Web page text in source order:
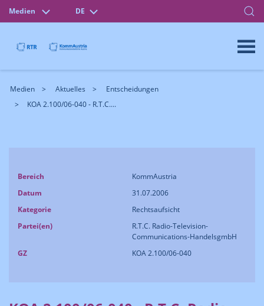
Medien DE
Medien Aktuelles
Entscheidungen
KOA 2.100/06-040 - R.T.C....
Bereich
KommAustria
Datum
31.07.2006
Kategorie
Rechtsaufsicht
Partei(en)
R.T.C. Radio-Television-
Communications-HandelsgmbH
GZ
KOA 2.100/06-040